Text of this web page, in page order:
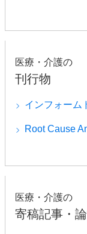
医療・介護の
刊行物
インフォーム
Root Cause
医療・介護の
寄稿記事・